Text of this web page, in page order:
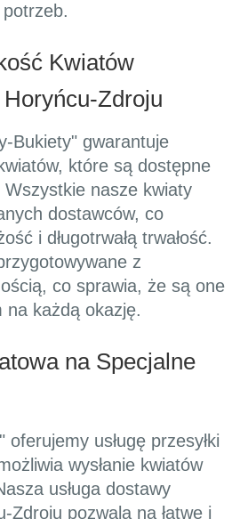
Kwiatów
Zdroju
Bukiety" gwarantuje
które są dostępne
nasze kwiaty
dostawców, co
i długotrwałą trwałość.
z
co sprawia, że są one
na każdą okazję.
na Specjalne
usługę przesyłki
wysłanie kwiatów
usługa dostawy
Zdroju pozwala na łatwe i